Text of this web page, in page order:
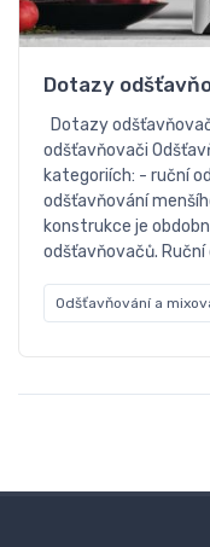
Dotazy
Dotazy
odšťavňovači
kategoriích: - ruční
odšťavňování
konstrukce je
odšťavňovačů.
Odšťavňování a